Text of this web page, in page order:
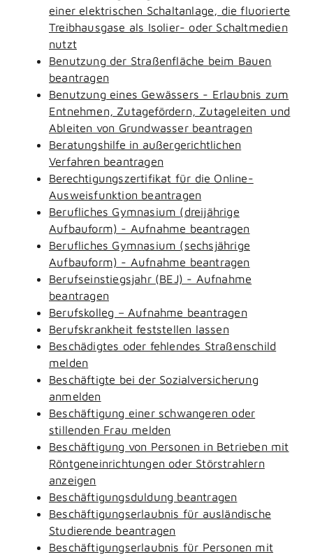
einer elektrischen Schaltanlage, die fluorierte
Treibhausgase als Isolier- oder Schaltmedien
nutzt
Benutzung der Straßenfläche beim Bauen
beantragen
Benutzung eines Gewässers - Erlaubnis zum
Entnehmen, Zutagefördern, Zutageleiten und
Ableiten von Grundwasser beantragen
Beratungshilfe in außergerichtlichen
Verfahren beantragen
Berechtigungszertifikat für die Online-
Ausweisfunktion beantragen
Berufliches Gymnasium (dreijährige
Aufbauform) - Aufnahme beantragen
Berufliches Gymnasium (sechsjährige
Aufbauform) - Aufnahme beantragen
Berufseinstiegsjahr (BEJ) - Aufnahme
beantragen
Berufskolleg – Aufnahme beantragen
Berufskrankheit feststellen lassen
Beschädigtes oder fehlendes Straßenschild
melden
Beschäftigte bei der Sozialversicherung
anmelden
Beschäftigung einer schwangeren oder
stillenden Frau melden
Beschäftigung von Personen in Betrieben mit
Röntgeneinrichtungen oder Störstrahlern
anzeigen
Beschäftigungsduldung beantragen
Beschäftigungserlaubnis für ausländische
Studierende beantragen
Beschäftigungserlaubnis für Personen mit